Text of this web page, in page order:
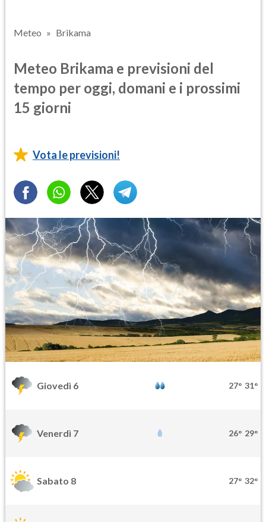
Meteo Brikama
Meteo Brikama e previsioni del
tempo per oggi, domani e i prossimi
15 giorni
Vota le previsioni!
Giovedì 6 27° 31°
Venerdì 7 26° 29°
Sabato 8 27° 32°